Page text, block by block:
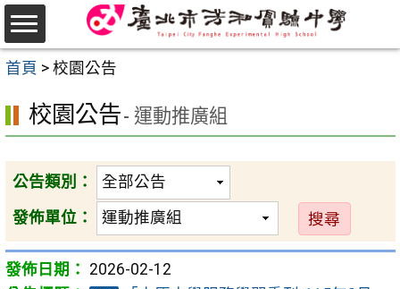
跳
至
主
容
區
首頁 > 校園公告
校園公告- 運動推廣組
公告類別：
發佈單位：
2026-02-12
選
單